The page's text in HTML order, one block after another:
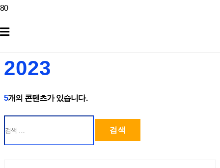
2023
5개의 콘텐츠가 있습니다.